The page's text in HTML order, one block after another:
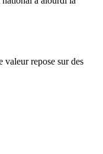
repose sur des